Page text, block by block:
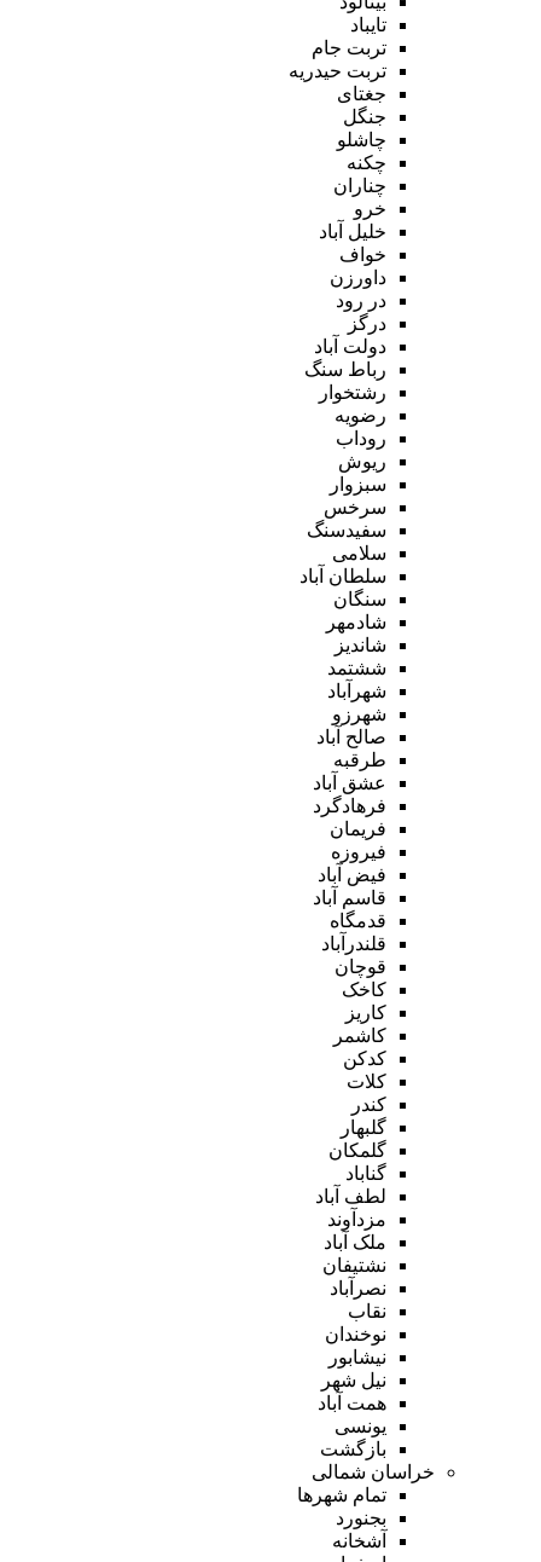
تایباد
تربت جام
تربت حیدریه
جغتای
جنگل
چاشلو
چکنه
چناران
خرو
خلیل آباد
خواف
داورزن
در رود
درگز
دولت آباد
رباط سنگ
رشتخوار
رضویه
روداب
ریوش
سبزوار
سرخس
سفیدسنگ
سلامی
سلطان آباد
سنگان
شادمهر
شاندیز
ششتمد
شهرآباد
شهرزو
صالح آباد
طرقبه
عشق آباد
فرهادگرد
فریمان
فیروزه
فیض آباد
قاسم آباد
قدمگاه
قلندرآباد
قوچان
کاخک
کاریز
کاشمر
کدکن
کلات
کندر
گلبهار
گلمکان
گناباد
لطف آباد
مزدآوند
ملک آباد
نشتیفان
نصرآباد
نقاب
نوخندان
نیشابور
نیل شهر
همت آباد
یونسی
بازگشت
خراسان شمالی
تمام شهر‌ها
بجنورد
آشخانه